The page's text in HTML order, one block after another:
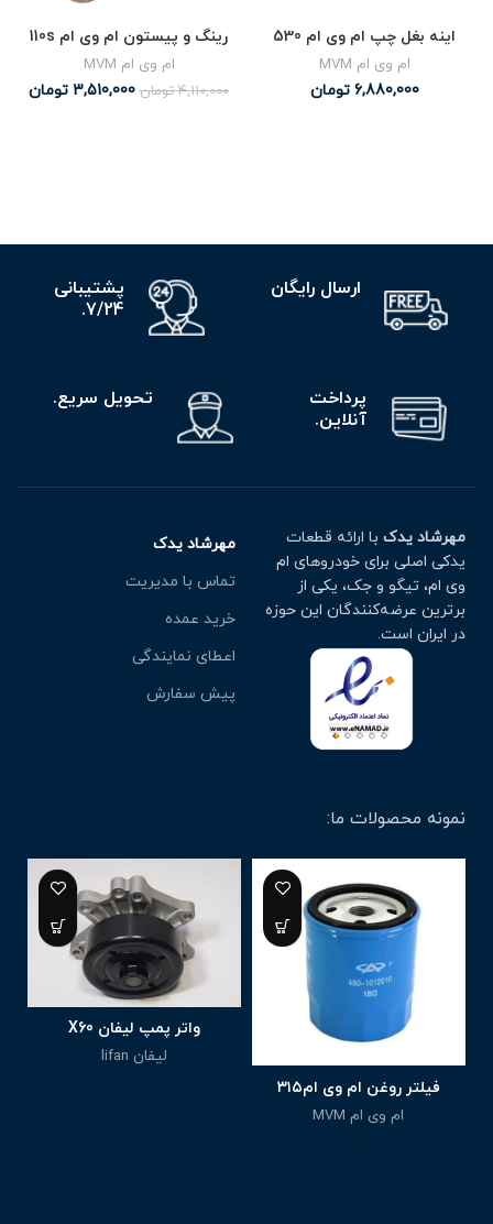
اینه بغل چپ ام وی ام 530
ام وی ام MVM
6,880,000 تومان
رینگ و پیستون ام وی ام 110s
ام وی ام MVM
4,110,000 تومان 3,510,000 تومان
ارسال رایگان
پشتیبانی
7/24.
پرداخت
آنلاین.
تحویل سریع.
مهرشاد یدک با ارائه قطعات
یدکی اصلی برای خودروهای ام
وی ام، تیگو و جک، یکی از
برترین عرضه‌کنندگان این حوزه
در ایران است.
مهرشاد یدک
تماس با مدیریت
خرید عمده
اعطای نمایندگی
پیش سفارش
نمونه محصولات ما:
فیلتر روغن ام وی ام۳۱۵
ام وی ام MVM
واتر پمپ لیفان X60
لیفان lifan